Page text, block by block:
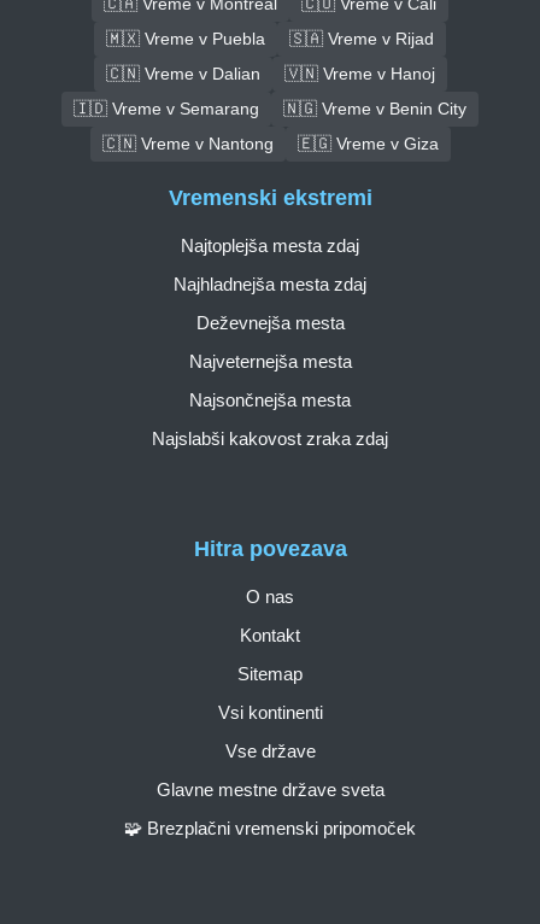
🇲🇽 Vreme v Puebla
🇸🇦 Vreme v Rijad
🇨🇳 Vreme v Dalian
🇻🇳 Vreme v Hanoj
🇮🇩 Vreme v Semarang
🇳🇬 Vreme v Benin City
🇨🇳 Vreme v Nantong
🇪🇬 Vreme v Giza
Hitra povezava
O nas
Kontakt
Sitemap
Vsi kontinenti
Vse države
Glavne mestne države sveta
🧩 Brezplačni vremenski pripomoček
Vremenski ekstremi
Najtoplejša mesta zdaj
Najhladnejša mesta zdaj
Deževnejša mesta
Najveternejša mesta
Najsončnejša mesta
Najslabši kakovost zraka zdaj